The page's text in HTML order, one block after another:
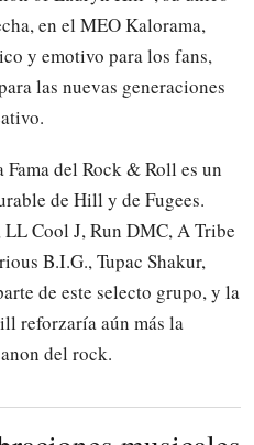
en el MEO Kalorama,
y emotivo para los fans,
las nuevas generaciones
del Rock & Roll es un
de Hill y de Fugees.
Cool J, Run DMC, A Tribe
B.I.G., Tupac Shakur,
de este selecto grupo, y la
reforzaría aún más la
del rock.